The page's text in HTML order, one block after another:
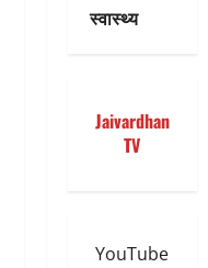
स्वास्थ्य
Jaivardhan
TV
YouTube